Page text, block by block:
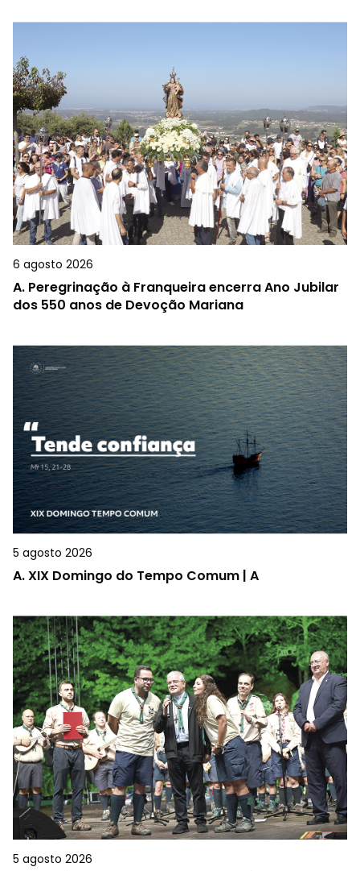
6 agosto 2026
A. Peregrinação à Franqueira encerra Ano Jubilar
dos 550 anos de Devoção Mariana
5 agosto 2026
A.XIX Domingo do Tempo Comum | A
5 agosto 2026